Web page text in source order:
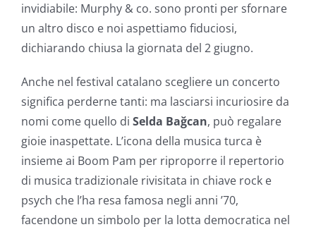
invidiabile: Murphy & co. sono pronti per sfornare
un altro disco e noi aspettiamo fiduciosi,
dichiarando chiusa la giornata del 2 giugno.
Anche nel festival catalano scegliere un concerto
significa perderne tanti: ma lasciarsi incuriosire da
nomi come quello di Selda Bağcan, può regalare
gioie inaspettate. L’icona della musica turca è
insieme ai Boom Pam per riproporre il repertorio
di musica tradizionale rivisitata in chiave rock e
psych che l’ha resa famosa negli anni ’70,
facendone un simbolo per la lotta democratica nel